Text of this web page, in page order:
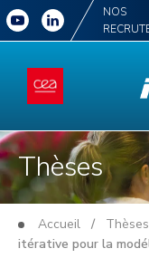
NOS
Thèses
Accueil / Thèses
itérative pour la